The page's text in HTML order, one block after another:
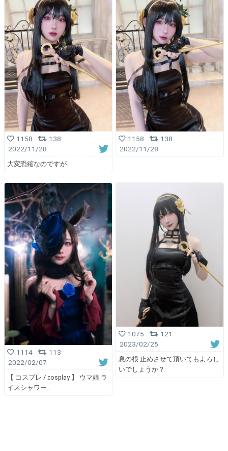
1158
138
2022/11/28
大変恐縮なのですが…
1158
138
2022/11/28
1114
113
2022/02/07
【 コスプレ / cosplay 】 ウマ娘 ラ
イスシャワー .
1075
121
2023/02/25
息の根 止めさせて頂いてもよろし
いでしょうか？